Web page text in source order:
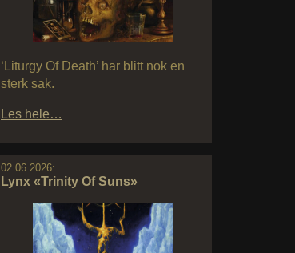
‘Liturgy Of Death’ har blitt nok en
sterk sak.
Les hele…
02.06.2026:
Lynx «Trinity Of Suns»